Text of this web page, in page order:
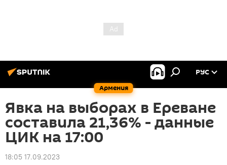
Армения
РУС
Явка на выборах в Ереване
составила 21,36% - данные
ЦИК на 17:00
18:05 17.09.2023